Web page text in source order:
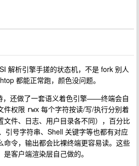
解析引擎手搓的状态机，不是 fork 别人
都能正常跑，颜色没问题。
，还做了一套语义着色引擎——终端会自
件权限 rwx 每个字符按读/写/执行分别着
文件、日志、用户目录各不同），百分比
引号字符串、Shell 关键字等也都有对应
命令，输出都会比裸终端更容易读。这些
客户端渲染层自己做的。